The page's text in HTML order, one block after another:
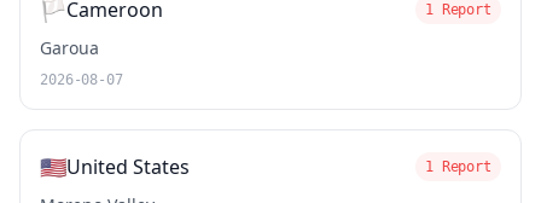
🏳️Cameroon 1 Report
Garoua
2026-08-07
🇺🇸United States 1 Report